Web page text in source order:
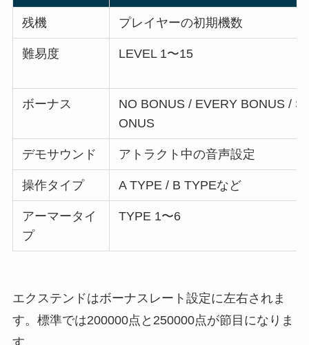
残機 プレイヤーの初期機数
難易度 LEVEL 1〜15
ボーナス
NO BONUS / EVERY BONUS /
ONUS
デモサウンド アトラクト中の音声設定
操作タイプ A TYPE / B TYPEなど
アーマータイ
プ
TYPE 1〜6
エクステンドはボーナスレート設定に左右されま
す。標準では200000点と250000点が節目になりま
す。